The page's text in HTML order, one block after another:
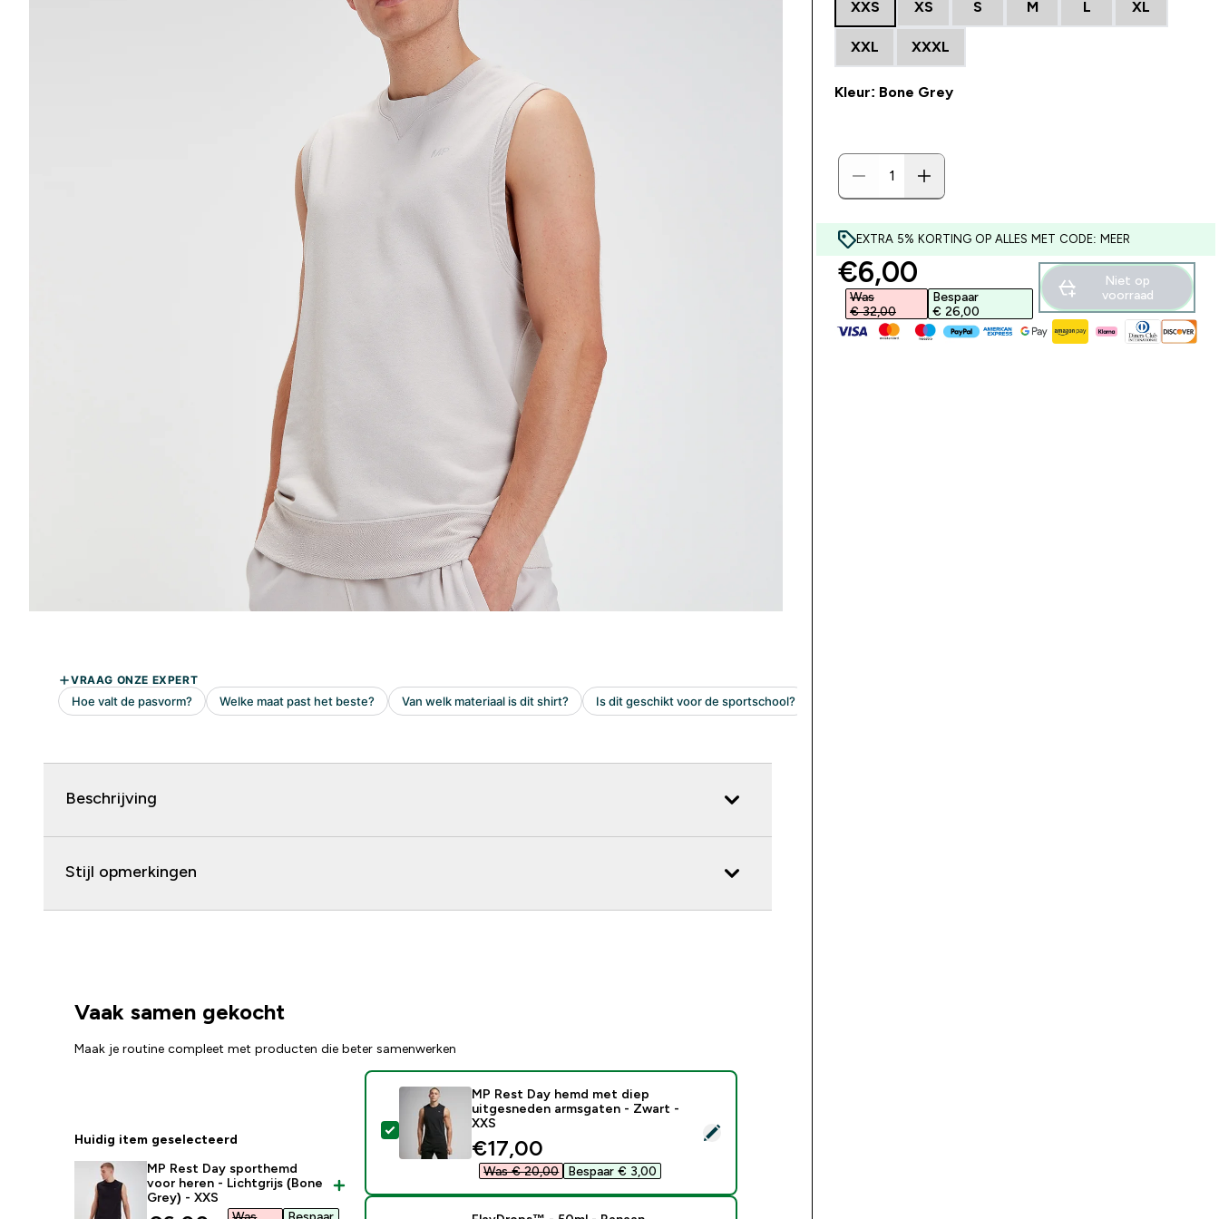
Beschrijving
Stijl opmerkingen
Vaak samen gekocht
Maak je routine compleet met producten die beter samenwerken
Huidig item geselecteerd
MP Rest Day sporthemd
voor heren - Lichtgrijs (Bone
Grey) - XXS
Selecteer dit product - MP Rest Day hemd met diep uitgesneden armsgaten - Zwart - XXS
MP Rest Day hemd met diep
uitgesneden armsgaten - Zwart -
XXS
discounted price
€17,00‎
Was € 20,00‎ Bespaar € 3,00‎
XXS XS S M L XL
XXL XXXL
Kleur: Bone Grey
EXTRA 5% KORTING OP ALLES MET CODE: MEER
discounted price
€6,00‎
Was
€ 32,00‎
Bespaar
€ 26,00‎
Niet op
voorraad